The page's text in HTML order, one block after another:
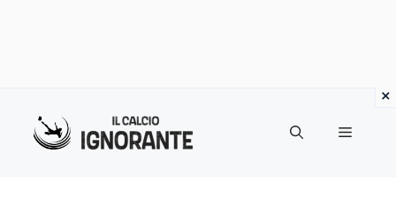
Menu